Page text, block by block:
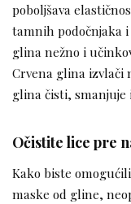
poboljšava
tamnih podočnjaka
glina nežno i
Crvena glina izvlači
glina čisti, smanjuje
Očistite lice pre
Kako biste
maske od gline,